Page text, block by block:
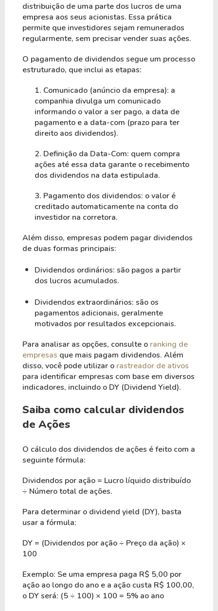
distribuição de uma parte dos lucros de uma
empresa aos seus acionistas. Essa prática
permite que investidores sejam remunerados
regularmente, sem precisar vender suas ações.
O pagamento de dividendos segue um processo
estruturado, que inclui as etapas:
1. Comunicado (anúncio da empresa): a
companhia divulga um comunicado
informando o valor a ser pago, a data de
pagamento e a data-com (prazo para ter
direito aos dividendos).
2. Definição da Data-Com: quem compra
ações até essa data garante o recebimento
dos dividendos na data estipulada.
3. Pagamento dos dividendos: o valor é
creditado automaticamente na conta do
investidor na corretora.
Além disso, empresas podem pagar dividendos
de duas formas principais:
Dividendos ordinários: são pagos a partir
dos lucros acumulados.
Dividendos extraordinários: são os
pagamentos adicionais, geralmente
motivados por resultados excepcionais.
Para analisar as opções, consulte o ranking de
empresas que mais pagam dividendos. Além
disso, você pode utilizar o rastreador de ativos
para identificar empresas com base em diversos
indicadores, incluindo o DY (Dividend Yield).
Saiba como calcular dividendos
de Ações
O cálculo dos dividendos de ações é feito com a
seguinte fórmula:
Dividendos por ação = Lucro líquido distribuído
÷ Número total de ações.
Para determinar o dividend yield (DY), basta
usar a fórmula:
DY = (Dividendos por ação ÷ Preço da ação) ×
100
Exemplo: Se uma empresa paga R$ 5,00 por
ação ao longo do ano e a ação custa R$ 100,00,
o DY será: (5 ÷ 100) × 100 = 5% ao ano